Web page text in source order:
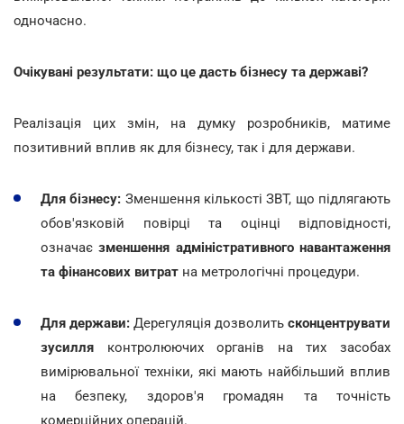
одночасно.
Очікувані результати: що це дасть бізнесу та державі?
Реалізація цих змін, на думку розробників, матиме
позитивний вплив як для бізнесу, так і для держави.
Для бізнесу: Зменшення кількості ЗВТ, що підлягають
обов'язковій повірці та оцінці відповідності,
означаєзменшення адміністративного навантаження
та фінансових витрат на метрологічні процедури.
Для держави: Дерегуляція дозволить сконцентрувати
зусилля контролюючих органів на тих засобах
вимірювальної техніки, які мають найбільший вплив
на безпеку, здоров'я громадян та точність
комерційних операцій.